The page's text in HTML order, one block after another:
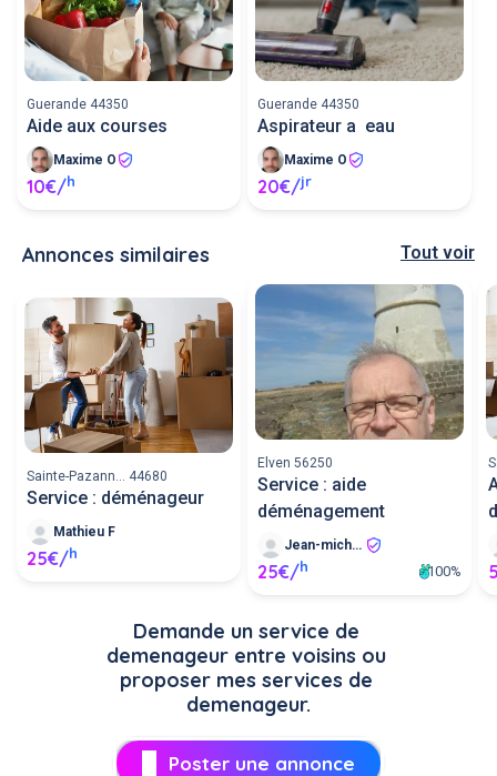
Guerande 44350
Aide aux courses
Maxime O
10€/h
Guerande 44350
Aspirateur a eau
Maxime O
20€/jr
Annonces similaires Tout voir
Sainte-Pazann... 44680
Service : déménageur
Mathieu F
25€/h
Elven 56250
Service : aide
déménagement
Jean-michel H
25€/h 100%
Demande un service de
demenageur entre voisins ou
proposer mes services de
demenageur.
Poster une annonce